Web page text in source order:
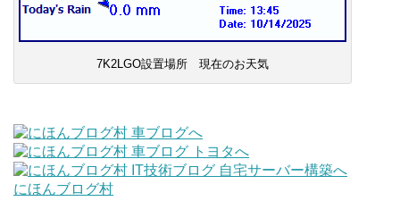
7K2LGO設置場所 現在のお天気
にほんブログ村